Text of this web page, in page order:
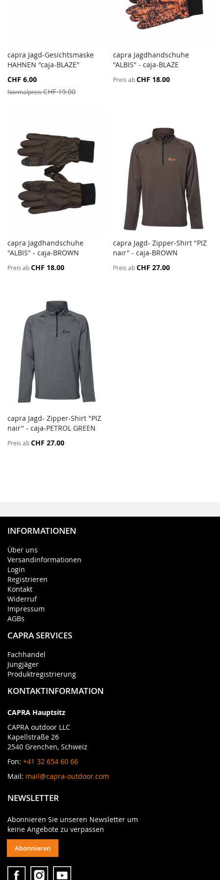
In den Warenkorb
HINZUFÜGEN
capra Jagd-Gesichtsmaske
HAHNEN "caja-BLAZE"
Sonderangebot
CHF 6.00
NormalpreisCHF 19.00
In den Warenkorb
capra Jagdhandschuhe
"ALBIS" - caja-BLAZE
Preis ab CHF 18.00
In den Warenkorb
VERGLEICHSLISTE
HINZUFÜGEN
capra Jagdhandschuhe
"ALBIS" - caja-BROWN
Preis abCHF 18.00
In den Warenkorb
capra Jagd- Zipper-Shirt "PIZ
nair" - caja-BROWN
Preis ab CHF 27.00
In den Warenkorb
ZUR
capra Jagd- Zipper-Shirt "PIZ
nair" - caja-PETROL GREEN
Preis abCHF 27.00
INFORMATIONEN
Über uns
Versandinformationen
Login
Registrieren
Kontakt
Widerruf
Impressum
AGBs
CAPRA SERVICES
Fachhandel
Jungjäger
Produktregistrierung
KONTAKTINFORMATION
CAPRA Hauptsitz
CAPRA outdoor LLC
Kapellstraße 26
2540 Grenchen, Schweiz
Fon: +41 32 654 60 66
Mail: mail@capra-outdoor.com
NEWSLETTER
Abonnieren Sie unseren Newsletter um
keine Angebote zu verpassen
Abonnieren